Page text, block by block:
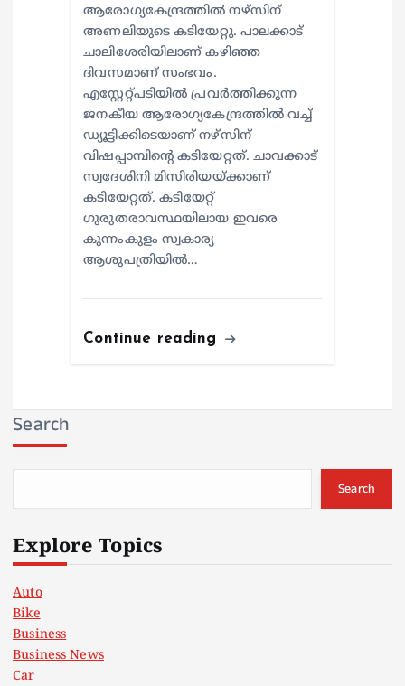
ആരോഗ്യകേന്ദ്രത്തില്‍ നഴ്സിന്
അണലിയുടെ കടിയേറ്റു. പാലക്കാട്
ചാലിശേരിയിലാണ് കഴിഞ്ഞ
ദിവസമാണ് സംഭവം.
എസ്റ്റേറ്റ്പടിയില്‍ പ്രവര്‍ത്തിക്കുന്ന
ജനകീയ ആരോഗ്യകേന്ദ്രത്തില്‍ വച്ച്
ഡ്യൂട്ടിക്കിടെയാണ് നഴ്സിന്
വിഷപ്പാമ്പിന്റെ കടിയേറ്റത്. ചാവക്കാട്
സ്വദേശിനി മിസിരിയയ്ക്കാണ്
കടിയേറ്റത്. കടിയേറ്റ്
ഗുരുതരാവസ്ഥയിലായ ഇവരെ
കുന്നംകുളം സ്വകാര്യ
ആശുപത്രിയില്‍…
Continue reading
Search
Search
Explore Topics
Auto
Bike
Business
Business News
Car